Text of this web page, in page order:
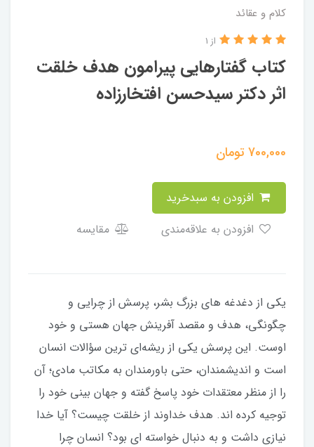
کلام و عقائد
کتاب گفتارهایی پیرامون هدف خلقت
اثر دکتر سیدحسن افتخارزاده
از 1
700,000تومان
مقایسه
یکی از دغدغه های بزرگ بشر، پرسش از چرایی و
چگونگی، هدف و مقصد آفرینش جهان هستی و خود
اوست. این پرسش یکی از ریشه‌ای ترین سؤالات انسان
است و اندیشمندان، حتی باورمندان به مکاتب مادی؛ آن
را از منظر معتقدات خود پاسخ گفته و جهان بینی خود را
توجیه کرده اند. هدف خداوند از خلقت چیست؟ آیا خدا
نیازی داشت و به دنبال خواسته ای بود؟ انسان چرا